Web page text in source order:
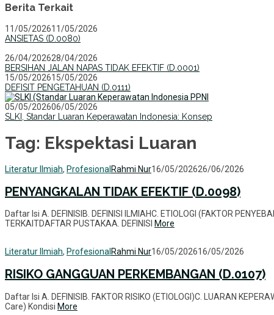
Berita Terkait
11/05/202611/05/2026
ANSIETAS (D.0080)
26/04/202628/04/2026
BERSIHAN JALAN NAPAS TIDAK EFEKTIF (D.0001)
15/05/202615/05/2026
DEFISIT PENGETAHUAN (D.0111)
05/05/202606/05/2026
SLKI, Standar Luaran Keperawatan Indonesia: Konsep
Tag: Ekspektasi Luaran
Literatur Ilmiah, Profesional Rahmi Nur16/05/202626/06/2026
PENYANGKALAN TIDAK EFEKTIF (D.0098)
Daftar Isi A. DEFINISIB. DEFINISI ILMIAHC. ETIOLOGI (FAKTOR
TERKAITDAFTAR PUSTAKAA. DEFINISI More
Literatur Ilmiah, Profesional Rahmi Nur16/05/202616/05/2026
RISIKO GANGGUAN PERKEMBANGAN (D.0107)
Daftar Isi A. DEFINISIB. FAKTOR RISIKO (ETIOLOGI)C. LUARAN
Care) Kondisi More